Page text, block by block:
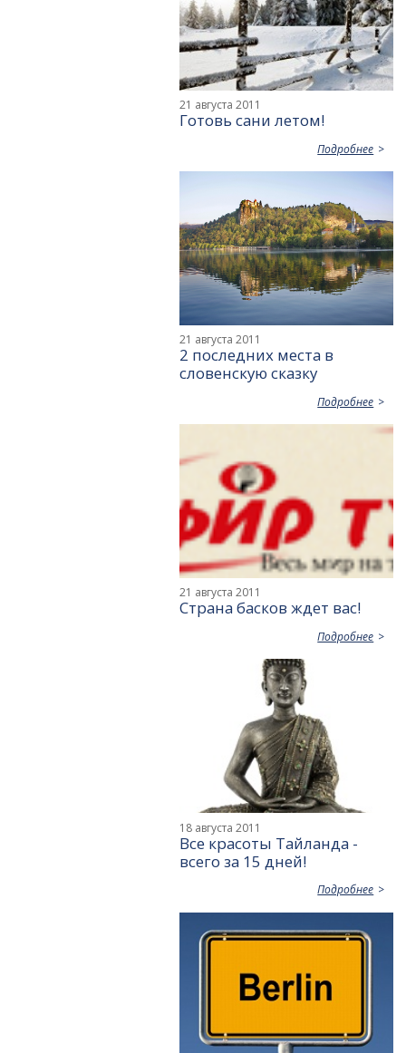
21 августа 2011
Готовь сани летом!
Подробнее
21 августа 2011
2 последних места в
словенскую сказку
Подробнее
21 августа 2011
Страна басков ждет вас!
Подробнее
18 августа 2011
Все красоты Тайланда -
всего за 15 дней!
Подробнее